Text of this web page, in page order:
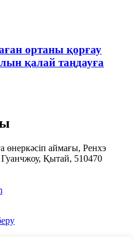
ортаны қорғау
қалай таңдауға
аймағы, Ренхэ
Қытай, 510470